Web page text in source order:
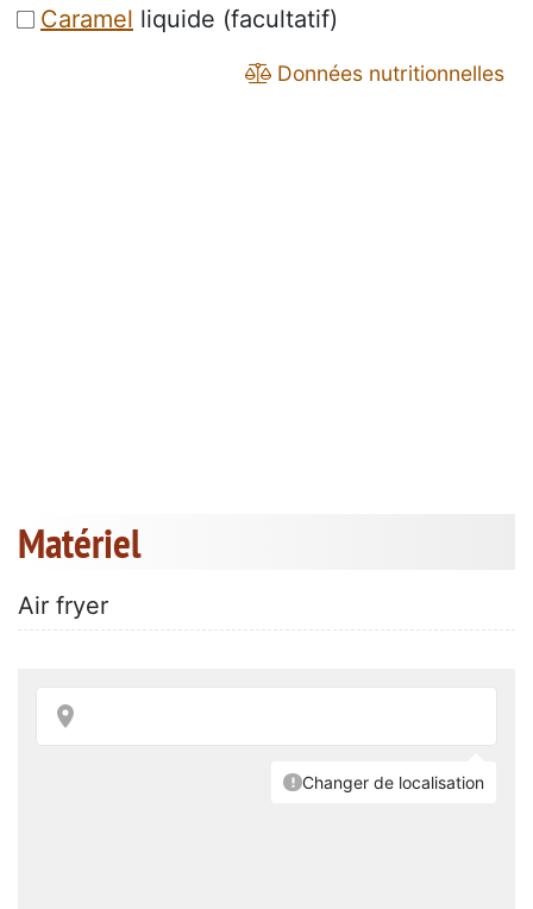
Caramel liquide (facultatif)
Données nutritionnelles
Matériel
Air fryer